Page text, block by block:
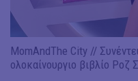
MomAndThe City //
ολοκαίνουργιο βιβλίο Ροζ